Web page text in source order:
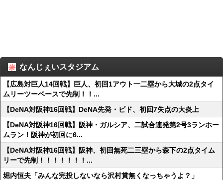
なんじぇいスタジアム
【広島対巨人14回戦】巨人、初回1アウト一二塁から大城の2点タイ
ムリーツーベースで先制！！...
【DeNA対阪神16回戦】DeNA先発・ビド、初回7失点の大炎上
【DeNA対阪神16回戦】阪神・ガルシア、二試合連発第2号3ランホー
ムラン！阪神が初回に6...
【DeNA対阪神16回戦】阪神、初回無死二三塁から森下の2点タイム
リーで先制！！！！！！！...
堀内恒夫「みんな完投しないなら沢村賞無くなっちゃうよ？」